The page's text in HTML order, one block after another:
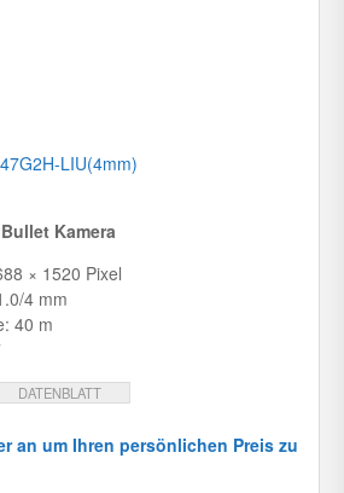
LIU(4mm)
Kamera
× 1520 Pixel
4 mm
40 m
DATENBLATT
an um Ihren persönlichen Preis zu